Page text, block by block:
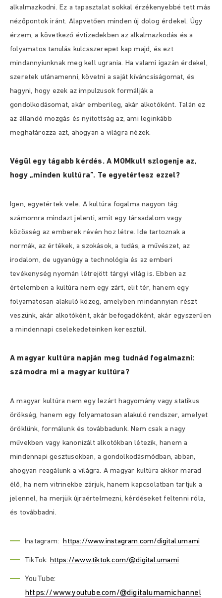
alkalmazkodni. Ez a tapasztalat sokkal érzékenyebbé tett más
nézőpontok iránt. Alapvetően minden új dolog érdekel. Úgy
érzem, a következő évtizedekben az alkalmazkodás és a
folyamatos tanulás kulcsszerepet kap majd, és ezt
mindannyiunknak meg kell ugrania. Ha valami igazán érdekel,
szeretek utánamenni, követni a saját kíváncsiságomat, és
hagyni, hogy ezek az impulzusok formálják a
gondolkodásomat, akár emberileg, akár alkotóként. Talán ez
az állandó mozgás és nyitottság az, ami leginkább
meghatározza azt, ahogyan a világra nézek.
Végül egy tágabb kérdés. A MOMkult szlogenje az,
hogy „minden kultúra”. Te egyetértesz ezzel?
Igen, egyetértek vele. A kultúra fogalma nagyon tág:
számomra mindazt jelenti, amit egy társadalom vagy
közösség az emberek révén hoz létre. Ide tartoznak a
normák, az értékek, a szokások, a tudás, a művészet, az
irodalom, de ugyanúgy a technológia és az emberi
tevékenység nyomán létrejött tárgyi világ is. Ebben az
értelemben a kultúra nem egy zárt, elit tér, hanem egy
folyamatosan alakuló közeg, amelyben mindannyian részt
veszünk, akár alkotóként, akár befogadóként, akár egyszerűen
a mindennapi cselekedeteinken keresztül.
A magyar kultúra napján meg tudnád fogalmazni:
számodra mi a magyar kultúra?
A magyar kultúra nem egy lezárt hagyomány vagy statikus
örökség, hanem egy folyamatosan alakuló rendszer, amelyet
öröklünk, formálunk és továbbadunk. Nem csak a nagy
művekben vagy kanonizált alkotókban létezik, hanem a
mindennapi gesztusokban, a gondolkodásmódban, abban,
ahogyan reagálunk a világra. A magyar kultúra akkor marad
élő, ha nem vitrinekbe zárjuk, hanem kapcsolatban tartjuk a
jelennel, ha merjük újraértelmezni, kérdéseket feltenni róla,
és továbbadni.
Instagram:https://www.instagram.com/digital.umami
TikTok: https://www.tiktok.com/@digital.umami
YouTube:
https://www.youtube.com/@digitalumamichannel